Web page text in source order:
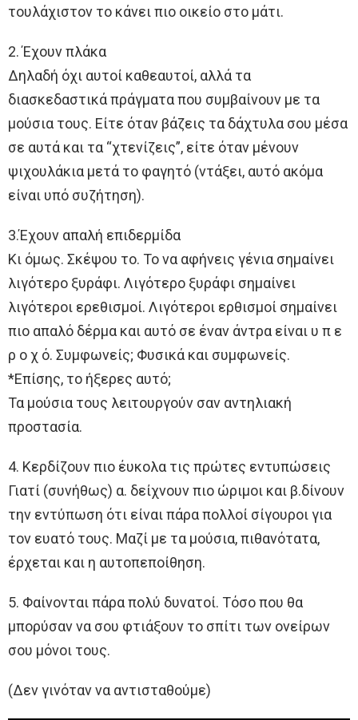
τουλάχιστον το κάνει πιο οικείο στο μάτι.
2. Έχουν πλάκα
Δηλαδή όχι αυτοί καθεαυτοί, αλλά τα
διασκεδαστικά πράγματα που συμβαίνουν με τα
μούσια τους. Είτε όταν βάζεις τα δάχτυλα σου μέσα
σε αυτά και τα “χτενίζεις”, είτε όταν μένουν
ψιχουλάκια μετά το φαγητό (ντάξει, αυτό ακόμα
είναι υπό συζήτηση).
3.Έχουν απαλή επιδερμίδα
Κι όμως. Σκέψου το. Το να αφήνεις γένια σημαίνει
λιγότερο ξυράφι. Λιγότερο ξυράφι σημαίνει
λιγότεροι ερεθισμοί. Λιγότεροι ερθισμοί σημαίνει
πιο απαλό δέρμα και αυτό σε έναν άντρα είναι υ π ε
ρ ο χ ό. Συμφωνείς; Φυσικά και συμφωνείς.
*Επίσης, το ήξερες αυτό;
Τα μούσια τους λειτουργούν σαν αντηλιακή
προστασία.
4. Κερδίζουν πιο έυκολα τις πρώτες εντυπώσεις
Γιατί (συνήθως) α. δείχνουν πιο ώριμοι και β.δίνουν
την εντύπωση ότι είναι πάρα πολλοί σίγουροι για
τον ευατό τους. Μαζί με τα μούσια, πιθανότατα,
έρχεται και η αυτοπεποίθηση.
5. Φαίνονται πάρα πολύ δυνατοί. Τόσο που θα
μπορύσαν να σου φτιάξουν το σπίτι των ονείρων
σου μόνοι τους.
(Δεν γινόταν να αντισταθούμε)